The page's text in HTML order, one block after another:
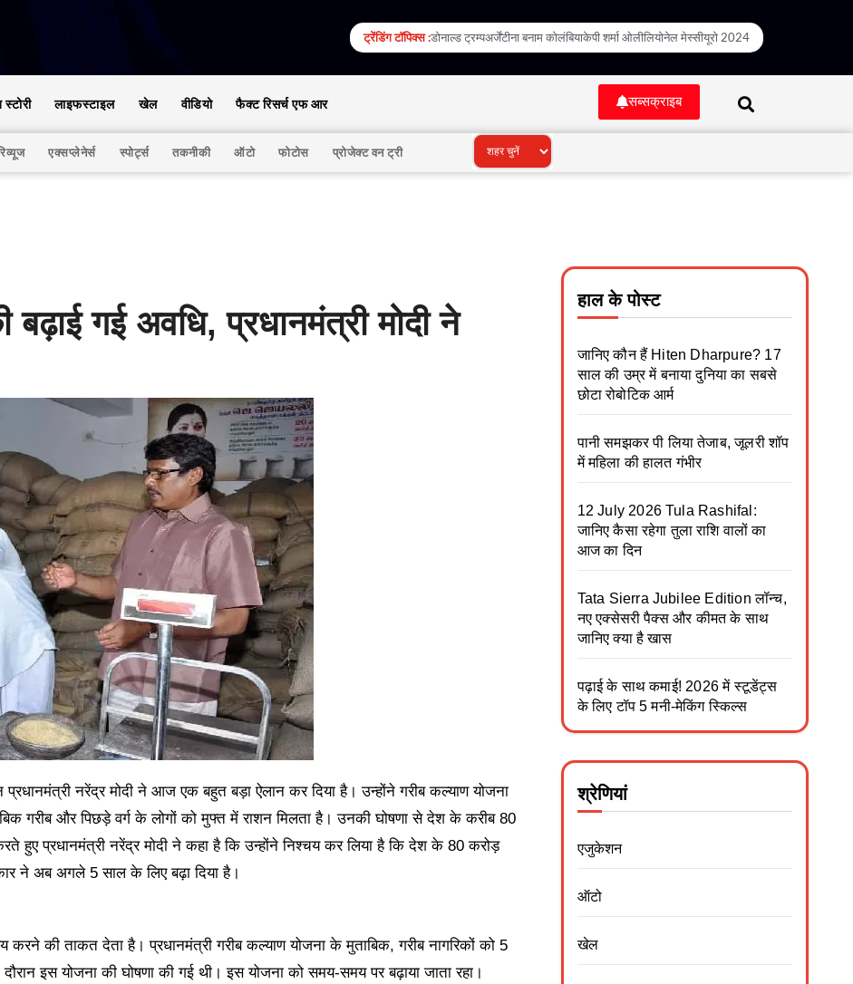
ट्रेंडिंग टॉपिक्स :डोनाल्ड ट्रम्पअर्जेंटीना बनाम कोलंबियाकेपी शर्मा ओलीलियोनेल मेस्सीयूरो 2024
लाइफस्टाइल खेल वीडियो फैक्ट रिसर्च एफ आर सब्सक्राइब
एक्सप्लेनेर्स स्पोर्ट्स तकनीकी ऑटो फोटोस प्रोजेक्ट वन ट्री
गई अवधि, प्रधानमंत्री मोदी ने
प्रधानमंत्री नरेंद्र मोदी ने आज एक बहुत बड़ा ऐलान कर दिया है। उन्होंने गरीब कल्याण योजना
गरीब और पिछड़े वर्ग के लोगों को मुफ्त में राशन मिलता है। उनकी घोषणा से देश के करीब 80
हुए प्रधानमंत्री नरेंद्र मोदी ने कहा है कि उन्होंने निश्चय कर लिया है कि देश के 80 करोड़
ने अब अगले 5 साल के लिए बढ़ा दिया है।
करने की ताकत देता है। प्रधानमंत्री गरीब कल्याण योजना के मुताबिक, गरीब नागरिकों को 5
इस योजना की घोषणा की गई थी। इस योजना को समय-समय पर बढ़ाया जाता रहा।
हाल के पोस्ट
जानिए कौन हैं Hiten Dharpure? 17
साल की उम्र में बनाया दुनिया का सबसे
छोटा रोबोटिक आर्म
पानी समझकर पी लिया तेजाब, जूलरी शॉप
में महिला की हालत गंभीर
12 July 2026 Tula Rashifal:
जानिए कैसा रहेगा तुला राशि वालों का
आज का दिन
Tata Sierra Jubilee Edition लॉन्च,
नए एक्सेसरी पैक्स और कीमत के साथ
जानिए क्या है खास
पढ़ाई के साथ कमाई! 2026 में स्टूडेंट्स
के लिए टॉप 5 मनी-मेकिंग स्किल्स
श्रेणियां
एजुकेशन
ऑटो
खेल